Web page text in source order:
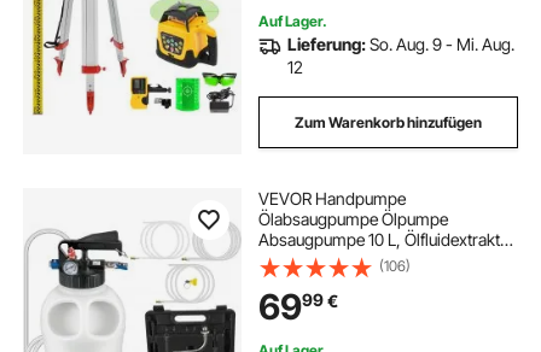
Auf Lager.
Lieferung:So. Aug. 9 - Mi. Aug.
12
Zum Warenkorb hinzufügen
VEVOR Handpumpe
Ölabsaugpumpe Ölpumpe
Absaugpumpe 10 L, Ölfluidextraktor
Handpumpe 9,91 x 5,59 x 14,99
cm, Umfüllpumpe Saugpumpe
Flüssigkeitsextraktoren mit 14
gängigsten Adapter, Ölpumpen-Set
(106)
6999€